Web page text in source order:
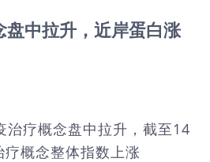
中拉升，近岸蛋白涨
治疗概念盘中拉升，截至14
概念整体指数上涨